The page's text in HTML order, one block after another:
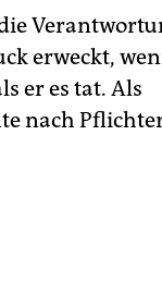
erweckt,
er es tat. Als
nach